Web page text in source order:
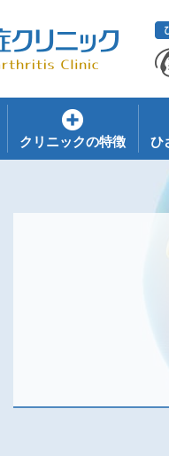
クリニックの特徴 ひ